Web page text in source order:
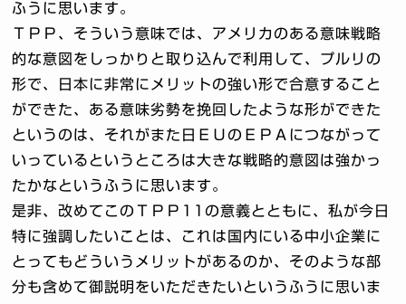
ふうに思います。
ＴＰＰ、そういう意味では、アメリカのある意味戦略
的な意図をしっかりと取り込んで利用して、プルリの
形で、日本に非常にメリットの強い形で合意すること
ができた、ある意味劣勢を挽回したような形ができた
というのは、それがまた日ＥＵのＥＰＡにつながって
いっているというところは大きな戦略的意図は強かっ
たかなというふうに思います。
是非、改めてこのＴＰＰ11の意義とともに、私が今日
特に強調したいことは、これは国内にいる中小企業に
とってもどういうメリットがあるのか、そのような部
分も含めて御説明をいただきたいというふうに思いま